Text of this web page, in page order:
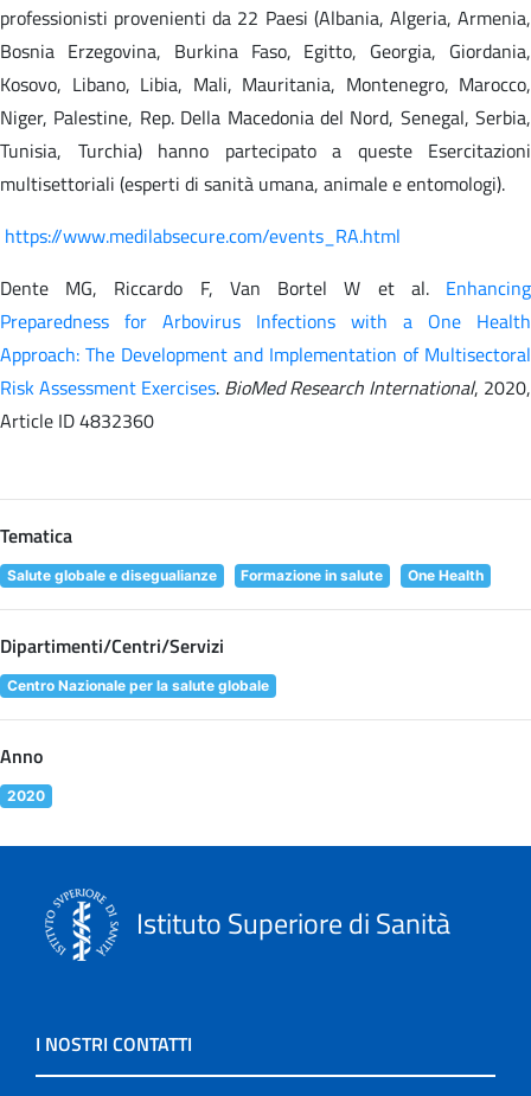
professionisti provenienti da 22 Paesi (Albania, Algeria, Armenia,
Bosnia Erzegovina, Burkina Faso, Egitto, Georgia, Giordania,
Kosovo, Libano, Libia, Mali, Mauritania, Montenegro, Marocco,
Niger, Palestine, Rep. Della Macedonia del Nord, Senegal, Serbia,
Tunisia, Turchia) hanno partecipato a queste Esercitazioni
multisettoriali (esperti di sanità umana, animale e entomologi).
https://www.medilabsecure.com/events_RA.html
Dente MG, Riccardo F, Van Bortel W et al. Enhancing
Preparedness for Arbovirus Infections with a One Health
Approach: The Development and Implementation of Multisectoral
Risk Assessment Exercises. BioMed Research International, 2020,
Article ID 4832360
Tematica
Salute globale e disegualianze Formazione in salute One Health
Dipartimenti/Centri/Servizi
Centro Nazionale per la salute globale
Anno
2020
Istituto Superiore di Sanità
I NOSTRI CONTATTI